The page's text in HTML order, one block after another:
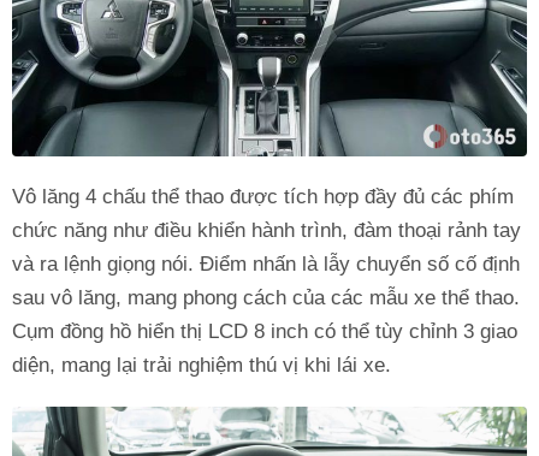
Vô lăng 4 chấu thể thao được tích hợp đầy đủ các phím
chức năng như điều khiển hành trình, đàm thoại rảnh tay
và ra lệnh giọng nói. Điểm nhấn là lẫy chuyển số cố định
sau vô lăng, mang phong cách của các mẫu xe thể thao.
Cụm đồng hồ hiển thị LCD 8 inch có thể tùy chỉnh 3 giao
diện, mang lại trải nghiệm thú vị khi lái xe.